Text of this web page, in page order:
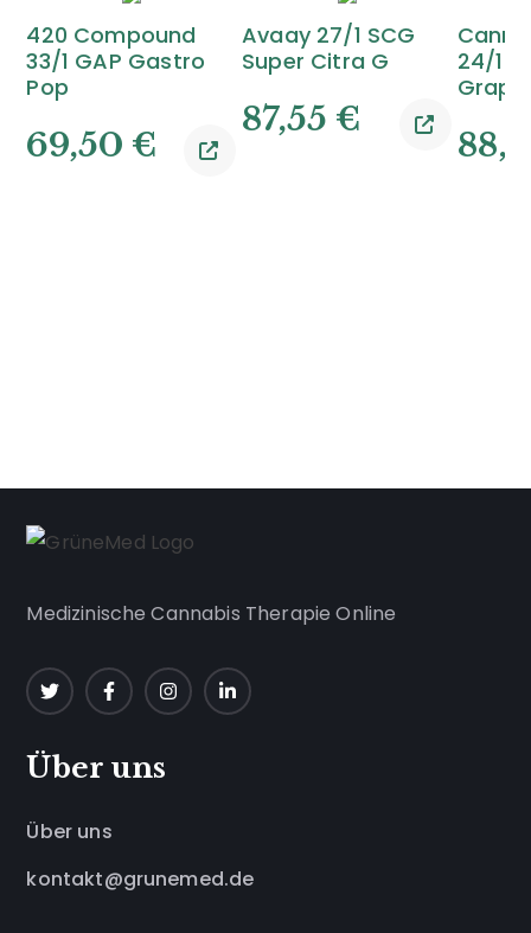
420 Compound
33/1 GAP Gastro
Pop
69,50 €
Avaay 27/1 SCG
Super Citra G
87,55 €
24/1
Medizinische Cannabis Therapie Online
Über uns
Über uns
kontakt@grunemed.de